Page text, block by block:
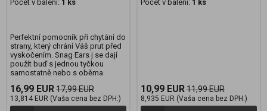
Počet v balení: 1 ks
Perfektní pomocník při chytání do
strany, který chrání Váš prut před
vyskočením. Snag Ears j se dají
použít buď s jednou tyčkou
samostatně nebo s oběma
16,99 EUR17,99 EUR
13,814 EUR (Vaša cena bez DPH:)
Počet v balení: 1 ks
10,99 EUR11,99 EUR
8,935 EUR (Vaša cena bez DPH:)